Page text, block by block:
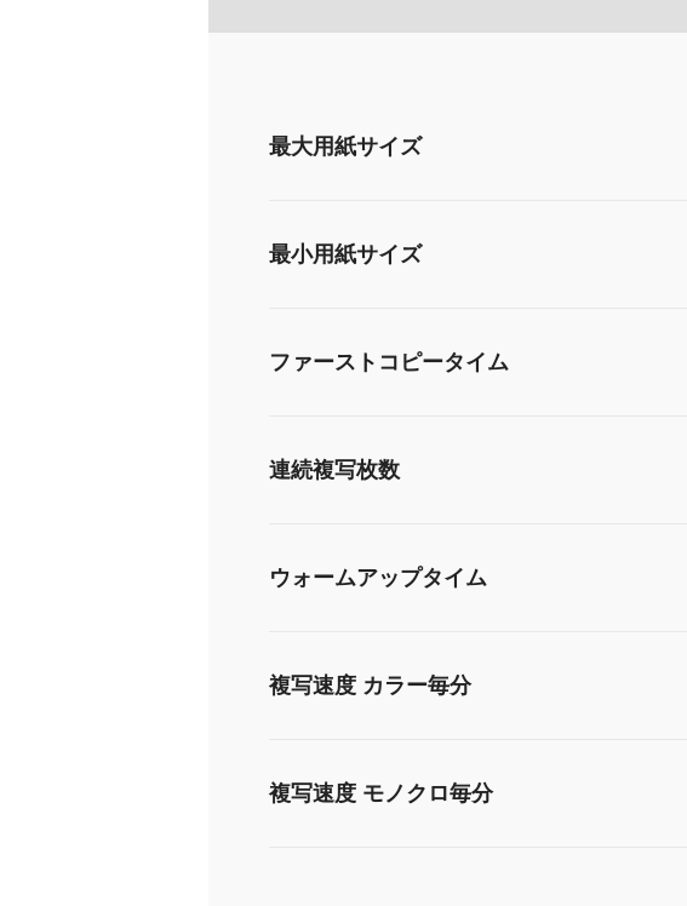
最大用紙サイズ
最小用紙サイズ
ファーストコピータイム
連続複写枚数
ウォームアップタイム
複写速度 カラー毎分
複写速度 モノクロ毎分